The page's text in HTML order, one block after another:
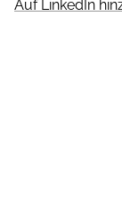
Auf LinkedIn